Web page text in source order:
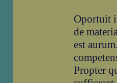
Oportuit
de
est
Propter